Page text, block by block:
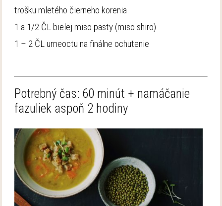
trošku mletého čierneho korenia
1 a 1/2 ČL bielej miso pasty (miso shiro)
1 – 2 ČL umeoctu na finálne ochutenie
Potrebný čas: 60 minút + namáčanie
fazuliek aspoň 2 hodiny